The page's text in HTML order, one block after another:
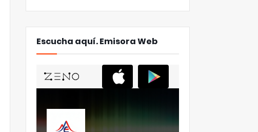
Escucha aquí. Emisora Web